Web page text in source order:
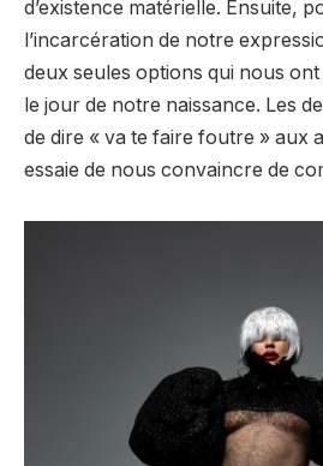
d’existence matérielle. Ensuite,
l’incarcération de notre
deux seules options qui nous
le jour de notre naissance. Les
de dire « va te faire foutre » aux
essaie de nous convaincre de